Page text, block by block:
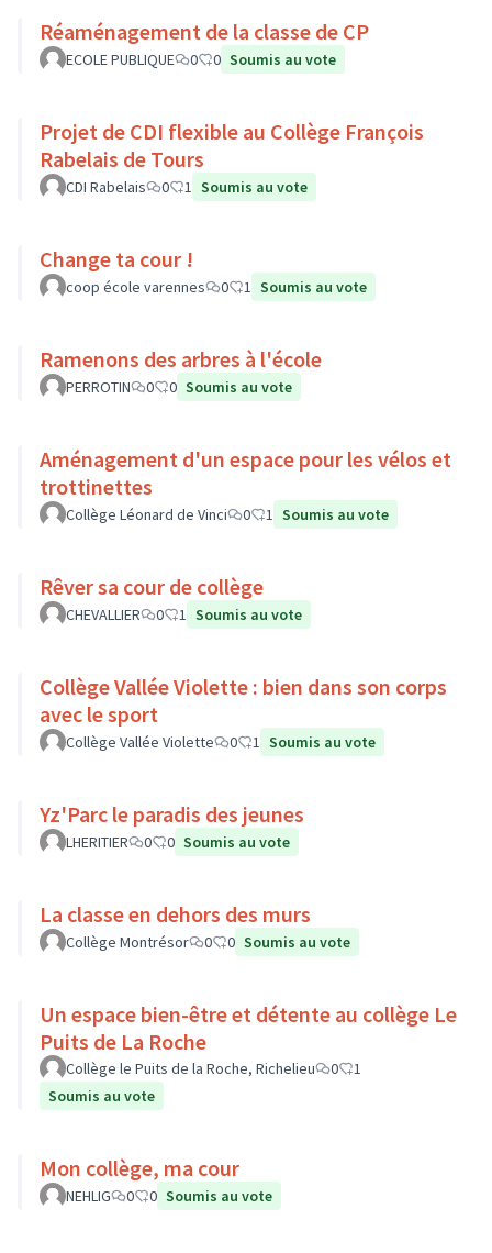
Réaménagement de la classe de CP
ECOLE PUBLIQUE 0 0 Soumis au vote
Projet de CDI flexible au Collège François
Rabelais de Tours
CDI Rabelais 0 1 Soumis au vote
Change ta cour !
coop école varennes 0 1 Soumis au vote
Ramenons des arbres à l'école
PERROTIN 0 0 Soumis au vote
Aménagement d'un espace pour les vélos et
trottinettes
Collège Léonard de Vinci 0 1 Soumis au vote
Rêver sa cour de collège
CHEVALLIER 0 1 Soumis au vote
Collège Vallée Violette : bien dans son corps
avec le sport
Collège Vallée Violette 0 1 Soumis au vote
Yz'Parc le paradis des jeunes
LHERITIER 0 0 Soumis au vote
La classe en dehors des murs
Collège Montrésor 0 0 Soumis au vote
Un espace bien-être et détente au collège Le
Puits de La Roche
Collège le Puits de la Roche, Richelieu 0
1
Soumis au vote
Mon collège, ma cour
NEHLIG 0 0 Soumis au vote